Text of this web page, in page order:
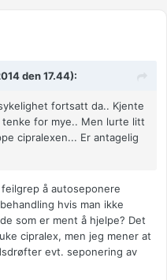
den 17.44):
fortsatt da.. Kjente
for mye.. Men lurte litt
cipralexen... Er antagelig
å autoseponere
hvis man ikke
som er ment å hjelpe? Det
cipralex, men jeg mener at
evt. seponering av